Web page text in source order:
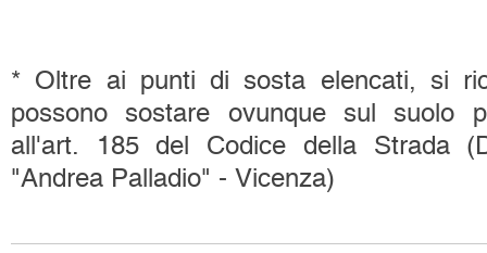
* Oltre ai punti di sosta elencati, si
possono sostare ovunque sul suolo
all'art. 185 del Codice della Strada
"Andrea Palladio" - Vicenza)